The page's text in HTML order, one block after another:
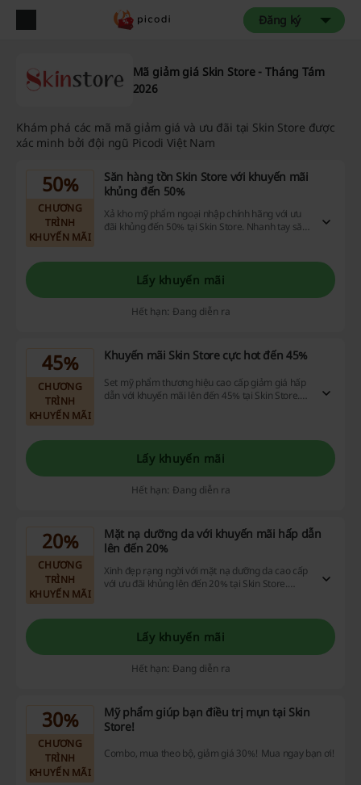
Đăng ký
Mã giảm giá Skin Store - Tháng Tám
2026
Khám phá các mã mã giảm giá và ưu đãi tại Skin Store được
xác minh bởi đội ngũ Picodi Việt Nam
50%
CHƯƠNG
TRÌNH
KHUYẾN MÃI
Săn hàng tồn Skin Store với khuyến mãi
khủng đến 50%
Xả kho mỹ phẩm ngoại nhập chính hãng với ưu
đãi khủng đến 50% tại Skin Store. Nhanh tay săn
Lấy khuyến mãi
Hết hạn: Đang diễn ra
45%
CHƯƠNG
TRÌNH
KHUYẾN MÃI
Khuyến mãi Skin Store cực hot đến 45%
Set mỹ phẩm thương hiệu cao cấp giảm giá hấp
dẫn với khuyến mãi lên đến 45% tại Skin Store.
Lấy khuyến mãi
Hết hạn: Đang diễn ra
20%
CHƯƠNG
TRÌNH
KHUYẾN MÃI
Mặt nạ dưỡng da với khuyến mãi hấp dẫn
lên đến 20%
Xinh đẹp rạng ngời với mặt nạ dưỡng da cao cấp
với ưu đãi khủng lên đến 20% tại Skin Store.
Lấy khuyến mãi
Hết hạn: Đang diễn ra
30%
CHƯƠNG
TRÌNH
KHUYẾN MÃI
Mỹ phẩm giúp bạn điều trị mụn tại Skin
Store!
Combo, mua theo bộ, giảm giá 30%! Mua ngay bạn ơi!